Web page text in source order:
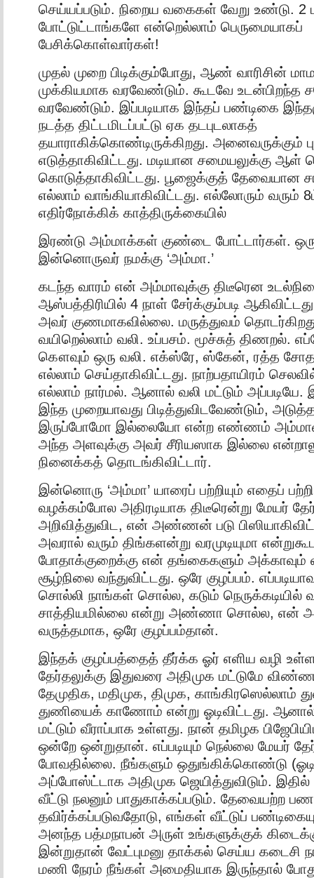
செய்யப்படும். நிறைய வகைகள் வேறு உண்டு. 2
போட்டுட்டாங்களே என்றெல்லாம் பெருமையாகப்
பேசிக்கொள்வார்கள்!
முதல் முறை பிடிக்கும்போது, ஆண் வாரிசின்
முக்கியமாக வரவேண்டும். கூடவே உடன்பிறந்த
வரவேண்டும். இப்படியாக இந்தப் பண்டிகை
நடத்த திட்டமிடப்பட்டு ஏக தடபுடலாகத்
தயாராகிக்கொண்டிருக்கிறது. அனைவருக்கும்
எடுத்தாகிவிட்டது. மடியான சமையலுக்கு
கொடுத்தாகிவிட்டது. பூஜைக்குத் தேவையான
எல்லாம் வாங்கியாகிவிட்டது. எல்லோரும் வரும்
எதிர்நோக்கிக் காத்திருக்கையில்
இரண்டு அம்மாக்கள் குண்டை போட்டார்கள்.
இன்னொருவர் நமக்கு ‘அம்மா.’
கடந்த வாரம் என் அம்மாவுக்கு திடீரென
ஆஸ்பத்திரியில் 4 நாள் சேர்க்கும்படி
அவர் குணமாகவில்லை. மருத்துவம்
வயிறெல்லாம் வலி. உப்பசம். மூச்சுத் திணறல்.
கௌவும் ஒரு வலி. எக்ஸ்ரே, ஸ்கேன், ரத்த
எல்லாம் செய்தாகிவிட்டது. நாற்பதாயிரம்
எல்லாம் நார்மல். ஆனால் வலி மட்டும்
இந்த முறையாவது பிடித்துவிடவேண்டும்,
இருப்போமோ இல்லையோ என்ற எண்ணம்
அந்த அளவுக்கு அவர் சீரியஸாக இல்லை
நினைக்கத் தொடங்கிவிட்டார்.
இன்னொரு ‘அம்மா’ யாரைப் பற்றியும் எதைப்
வழக்கம்போல அதிரடியாக திடீரென்று மேயர்
அறிவித்துவிட, என் அண்ணன் படு
அவரால் வரும் திங்களன்று வரமுடியுமா
போதாக்குறைக்கு என் தங்கைகளும் அக்காவும்
சூழ்நிலை வந்துவிட்டது. ஒரே குழப்பம்.
சொல்லி நாங்கள் சொல்ல, கடும் நெருக்கடியில்
சாத்தியமில்லை என்று அண்ணா சொல்ல, என்
வருத்தமாக, ஒரே குழப்பம்தான்.
இந்தக் குழப்பத்தைத் தீர்க்க ஓர் எளிய வழி
தேர்தலுக்கு இதுவரை அதிமுக மட்டுமே
தேமுதிக, மதிமுக, திமுக,
துணியைக் காணோம் என்று ஓடிவிட்டது.
மட்டும் வீராப்பாக உள்ளது. நான் தமிழக
ஒன்றே ஒன்றுதான். எப்படியும் நெல்லை மேயர்
போவதில்லை. நீங்களும் ஒதுங்கிக்கொண்டு
அப்போஸ்ட்டாக அதிமுக ஜெயித்துவிடும். இதில்
வீட்டு நலனும் பாதுகாக்கப்படும். தேவையற்ற
தவிர்க்கப்படுவதோடு, எங்கள் வீட்டுப்
அனந்த பத்மநாபன் அருள் உங்களுக்குக்
இன்றுதான் வேட்புமனு தாக்கல் செய்ய கடைசி
மணி நேரம் நீங்கள் அமைதியாக இருந்தால்